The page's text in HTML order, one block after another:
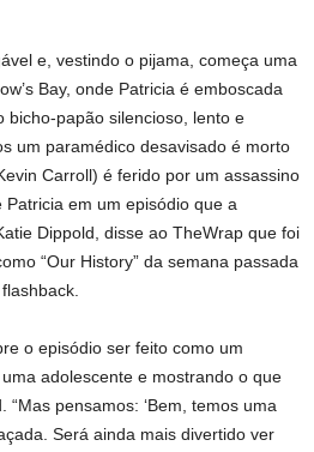
e, vestindo o pijama, começa uma
Bay, onde Patricia é emboscada
bicho-papão silencioso, lento e
um paramédico desavisado é morto
Carroll) é ferido por um assassino
em um episódio que a
Dippold, disse ao TheWrap que foi
“Our History” da semana passada
o episódio ser feito como um
adolescente e mostrando o que
“Mas pensamos: ‘Bem, temos uma
Será ainda mais divertido ver